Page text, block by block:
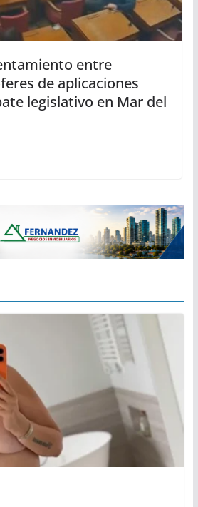
entre
de aplicaciones
legislativo en Mar del